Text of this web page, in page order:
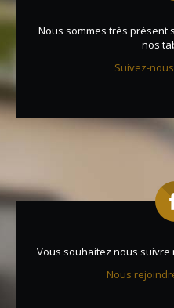
Nous sommes très présent
nos
Suivez-
Vous souhaitez nous suivre
Nous